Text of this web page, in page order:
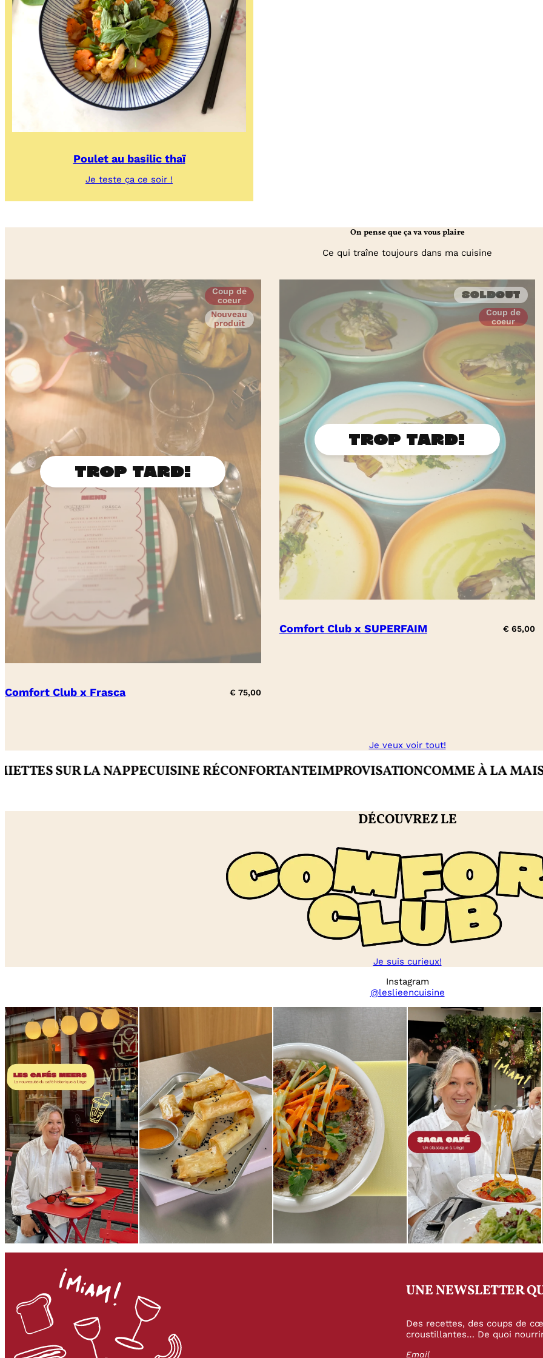
Poulet au basilic thaï
Je teste ça ce soir !
au
On pense que ça va vous plaire
Ce qui traîne toujours dans ma cuisine
Coup de
coeur
Nouveau
produit
Comfort Club x Frasca €75,00
Soldout
Coup de
coeur
Comfort Club x SUPERFAIM € 65,00
Je veux voir tout!
SUR LA NAPPECUISINE RÉCONFORTANTEIMPROVISATIONCOMME À LA MAISON
DÉCOUVREZ LE
Je suis curieux!
Instagram
@leslieencuisine
UNE NEWSLETTER
Des recettes, des coups de
croustillantes… De quoi